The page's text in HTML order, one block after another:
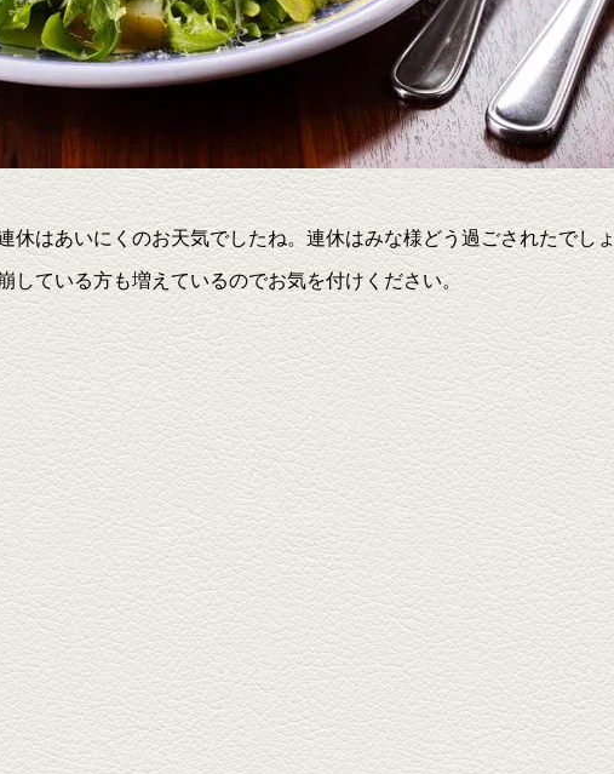
休はあいにくのお天気でしたね。連休はみな様どう過ごされたでし
している方も増えているのでお気を付けください。